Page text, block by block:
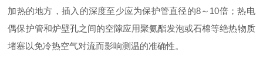
加热的地方，插入的深度至少应为保护管直径的8～10倍；热电
偶保护管和炉壁孔之间的空隙应用聚氨酯发泡或石棉等绝热物质
堵塞以免冷热空气对流而影响测温的准确性。